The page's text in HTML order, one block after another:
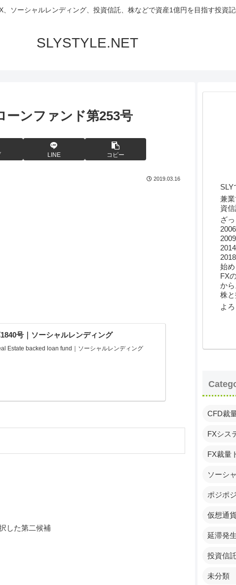
、ソーシャルレンディング、投資信託、株などで資産1億円を目指す投資
SLYSTYLE.NET
ーンファンド第253号
LINE コピー
2019.03.16
号｜ソーシャルレンディング
Estate backed loan fund｜ソーシャルレンディング
した第二候補
SLY
兼
資
ざ
始め
FX
か
株
よ
CFD裁
FXシス
FX裁量
ソーシ
ポジポ
仮想通
延滞発生
投資信託
未分類